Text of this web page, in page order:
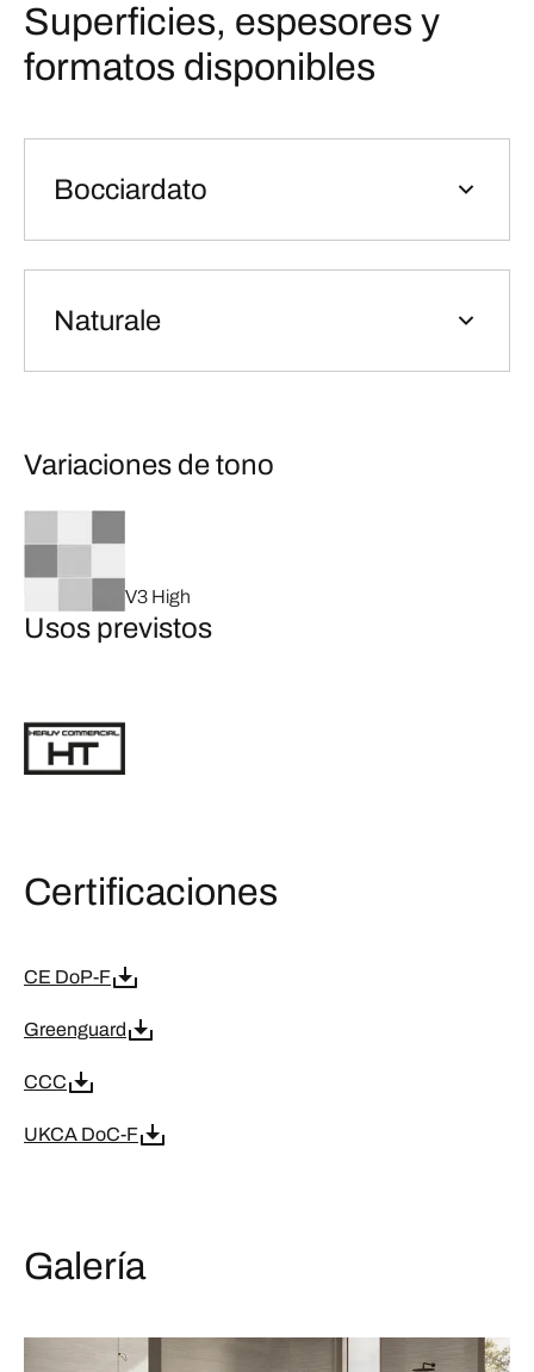
Superficies, espesores y
formatos disponibles
Bocciardato
Naturale
Variaciones de tono
V3 High
Usos previstos
Certificaciones
CE DoP-F
Greenguard
CCC
UKCA DoC-F
Galería